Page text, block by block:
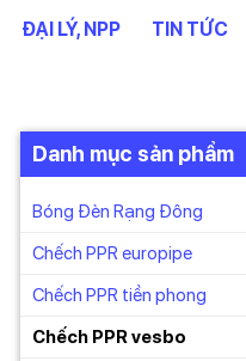
ĐẠI LÝ, NPP TIN TỨC
Danh mục sản phẩm
Bóng Đèn Rạng Đông
Chếch PPR europipe
Chếch PPR tiền phong
Chếch PPR vesbo